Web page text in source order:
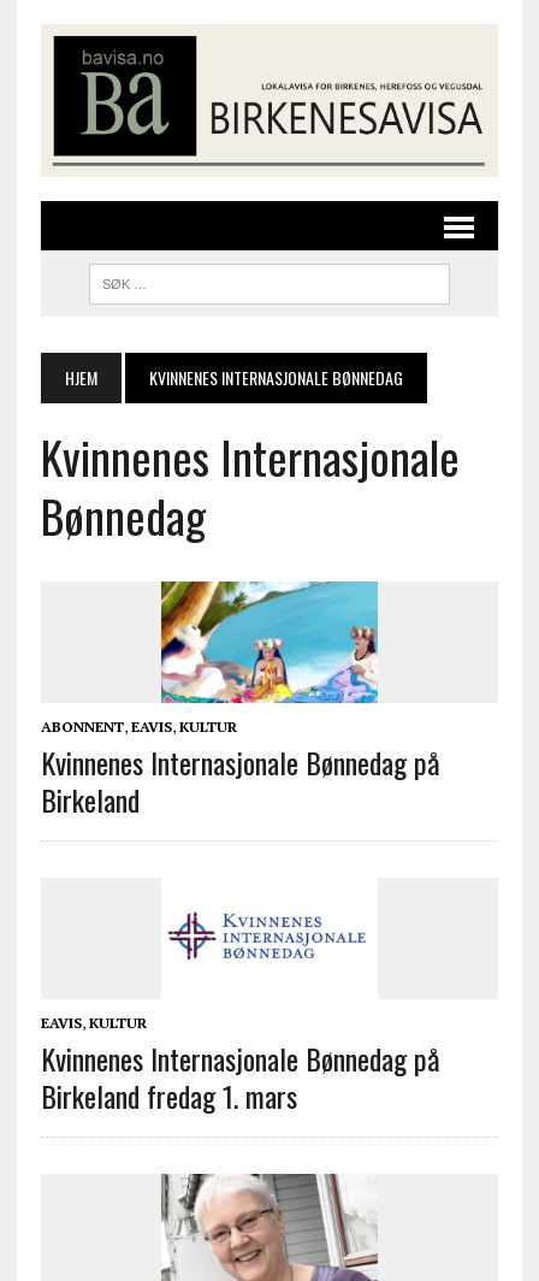
HJEM KVINNENES INTERNASJONALE BØNNEDAG
Kvinnenes Internasjonale
Bønnedag
ABONNENT, EAVIS, KULTUR
Kvinnenes Internasjonale Bønnedag på
Birkeland
EAVIS, KULTUR
Kvinnenes Internasjonale Bønnedag på
Birkeland fredag 1. mars